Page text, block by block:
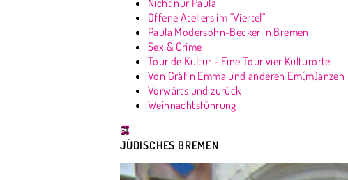
Nicht nur Paula
Offene Ateliers im "Viertel"
Paula Modersohn-Becker in Bremen
Sex & Crime
Tour de Kultur - Eine Tour vier Kulturorte
Von Gräfin Emma und anderen Em(m)anzen
Vorwärts und zurück
Weihnachtsführung
61
JÜDISCHES BREMEN